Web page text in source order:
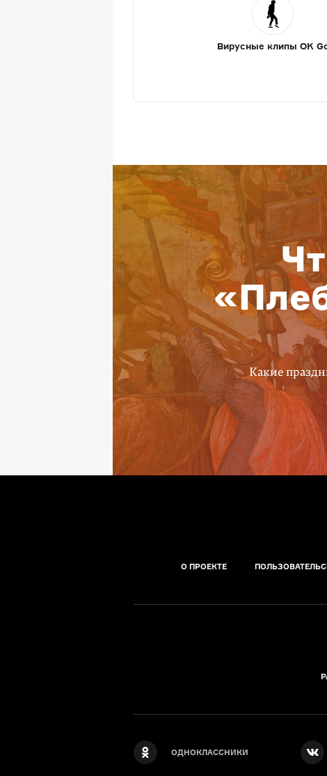
Вирусные клипы OK
Какие
О ПРОЕКТЕ
ОДНОКЛАССНИКИ